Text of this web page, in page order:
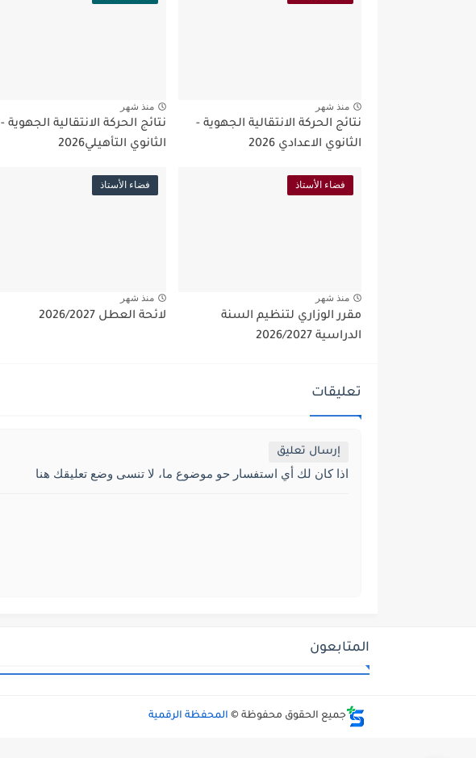
منذ شهر
نتائج الحركة الانتقالية الجهوية -
الثانوي الاعدادي 2026
منذ شهر
نتائج الحركة الانتقالية الجهوية -
الثانوي التأهيلي2026
فضاء الأستاذ
منذ شهر
مقرر الوزاري لتنظيم السنة
الدراسية 2026/2027
فضاء الأستاذ
منذ شهر
لائحة العطل 2026/2027
تعليقات
إرسال تعليق
اذا كان لك أي استفسار حو موضوع ما، لا تنسى وضع تعليقك هنا
المتابعون
جميع الحقوق محفوظة © المحفظة الرقمية